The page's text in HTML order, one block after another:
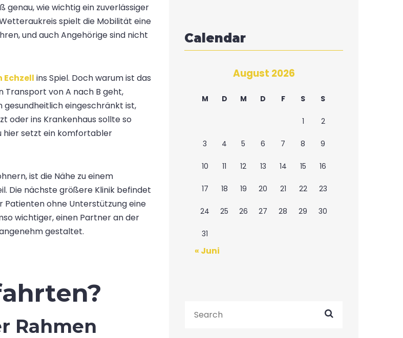
genau, wie wichtig ein zuverlässiger
spielt die Mobilität eine
und auch Angehörige sind nicht
ins Spiel. Doch warum ist das
Transport von A nach B geht,
gesundheitlich eingeschränkt ist,
oder ins Krankenhaus sollte so
hier setzt ein komfortabler
ist die Nähe zu einem
Die nächste größere Klinik befindet
Patienten ohne Unterstützung eine
wichtiger, einen Partner an der
gestaltet.
Rahmen
Calendar
August 2026
M D M D F S S
1 2
3 4 5 6 7 8 9
10 11 12 13 14 15 16
17 18 19 20 21 22 23
24 25 26 27 28 29 30
31
« Juni